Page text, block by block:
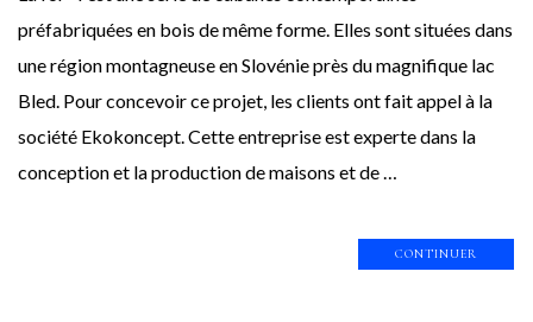
préfabriquées en bois de même forme. Elles sont situées dans
une région montagneuse en Slovénie près du magnifique lac
Bled. Pour concevoir ce projet, les clients ont fait appel à la
société Ekokoncept. Cette entreprise est experte dans la
conception et la production de maisons et de …
CONTINUER